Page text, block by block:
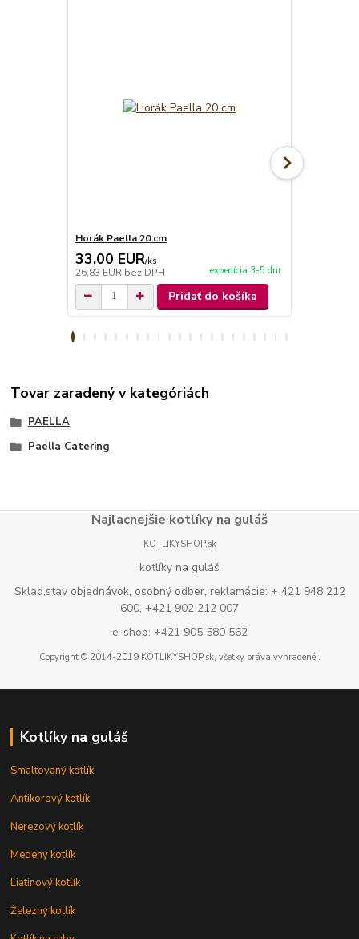
Horák Paella 20 cm
33,00 EUR/ks
26,83 EUR bez DPH expedícia 3-5 dní
Pridať do košíka
Tovar zaradený v kategóriách
PAELLA
Paella Catering
Najlacnejšie kotlíky na guláš
KOTLIKYSHOP.sk
kotlíky na guláš
Sklad,stav objednávok, osobný odber, reklamácie: + 421 948 212
600, +421 902 212 007
e-shop: +421 905 580 562
Copyright © 2014-2019 KOTLIKYSHOP.sk, všetky práva vyhradené..
Kotlíky na guláš
Smaltovaný kotlík
Antikorový kotlík
Nerezový kotlík
Medený kotlík
Liatinový kotlík
Železný kotlík